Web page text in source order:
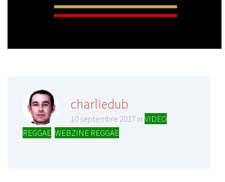
charliedub
10 septembre 2017 in VIDEO
REGGAE WEBZINE REGGAE